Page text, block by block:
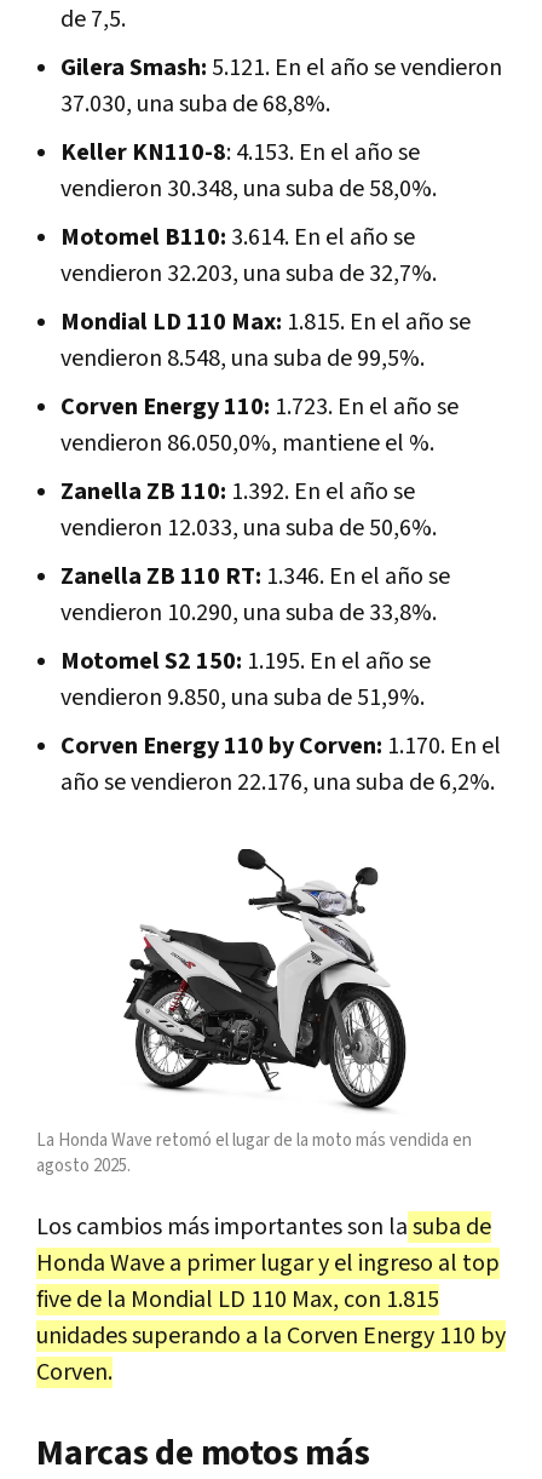
de 7,5.
Gilera Smash: 5.121. En el año se vendieron
37.030, una suba de 68,8%.
Keller KN110-8: 4.153. En el año se
vendieron 30.348, una suba de 58,0%.
Motomel B110: 3.614. En el año se
vendieron 32.203, una suba de 32,7%.
Mondial LD 110 Max: 1.815. En el año se
vendieron 8.548, una suba de 99,5%.
Corven Energy 110: 1.723. En el año se
vendieron 86.050,0%, mantiene el %.
Zanella ZB 110: 1.392. En el año se
vendieron 12.033, una suba de 50,6%.
Zanella ZB 110 RT: 1.346. En el año se
vendieron 10.290, una suba de 33,8%.
Motomel S2 150: 1.195. En el año se
vendieron 9.850, una suba de 51,9%.
Corven Energy 110 by Corven: 1.170. En el
año se vendieron 22.176, una suba de 6,2%.
La Honda Wave retomó el lugar de la moto más vendida en
agosto 2025.
Los cambios más importantes son lasuba de
Honda Wave a primer lugar y el ingreso al top
five de la Mondial LD 110 Max, con 1.815
unidades superando a la Corven Energy 110 by
Corven.
Marcas de motos más